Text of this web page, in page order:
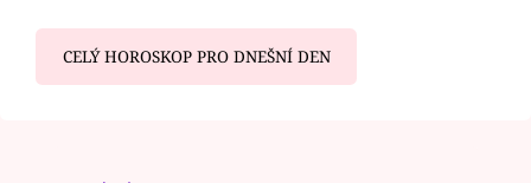
CELÝ HOROSKOP PRO DNEŠNÍ DEN